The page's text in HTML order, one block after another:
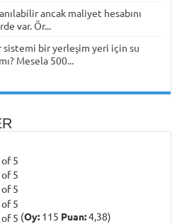
ancak maliyet hesabını
var. Ör...
sistemi bir yerleşim yeri için su
Mesela 500...
(Oy: 115 Puan:4,38)